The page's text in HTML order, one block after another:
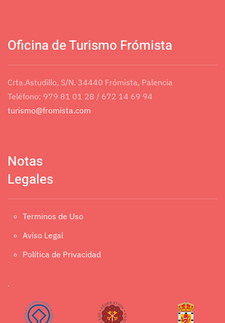
Oficina de Turismo Frómista
Crta.Astudillo, S/N. 34440 Frómista, Palencia
Teléfono: 979 81 01 28 / 672 14 69 94
turismo@fromista.com
Notas
Legales
Terminos de Uso
Aviso Legal
Política de Privacidad
.